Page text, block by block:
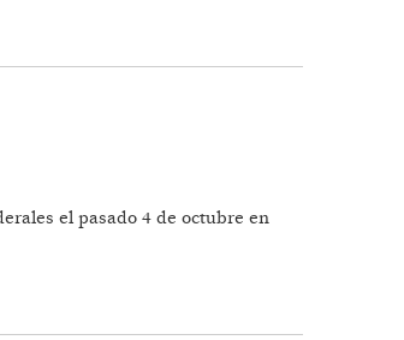
el pasado 4 de octubre en